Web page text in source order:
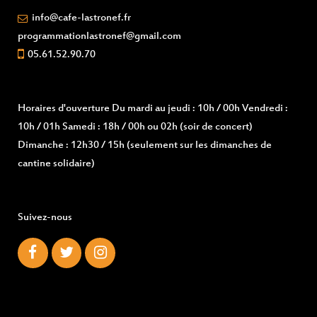
info@cafe-lastronef.fr
programmationlastronef@gmail.com
05.61.52.90.70
Horaires d'ouverture Du mardi au jeudi : 10h / 00h Vendredi :
10h / 01h Samedi : 18h / 00h ou 02h (soir de concert)
Dimanche : 12h30 / 15h (seulement sur les dimanches de
cantine solidaire)
Suivez-nous